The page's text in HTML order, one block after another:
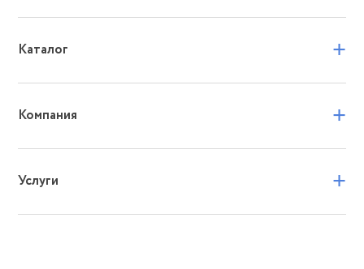
Каталог +
Компания +
Услуги +